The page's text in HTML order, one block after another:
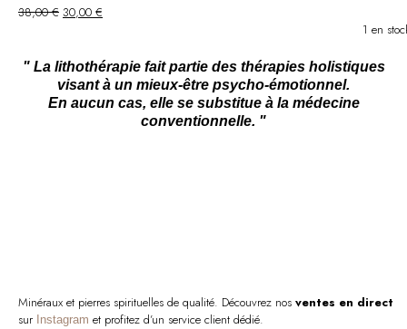
38,00€ Le
était :
38,00 €.
30,00 €
est :
30,00 €.
1 en
" La lithothérapie fait partie des thérapies holistiques
visant à un mieux-être psycho-émotionnel.
En aucun cas, elle se substitue à la médecine
conventionnelle. "
Minéraux et pierres spirituelles de qualité. Découvrez nos ventes en direct
sur Instagram et profitez d’un service client dédié.